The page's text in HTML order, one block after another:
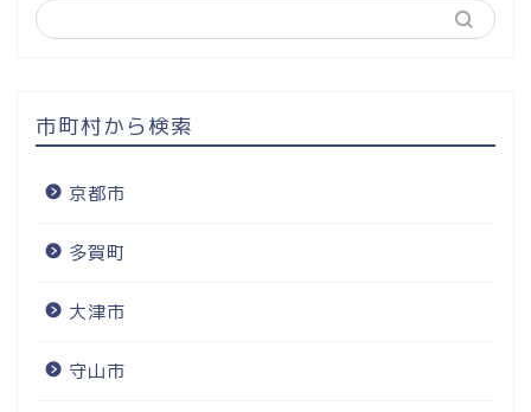
市町村から検索
京都市
多賀町
大津市
守山市